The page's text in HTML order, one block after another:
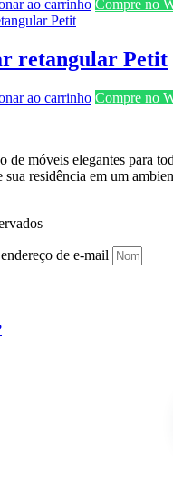
ao carrinho Compre no
retangular Petit
ao carrinho Compre no
de móveis elegantes para
sua residência em um
de e-mail